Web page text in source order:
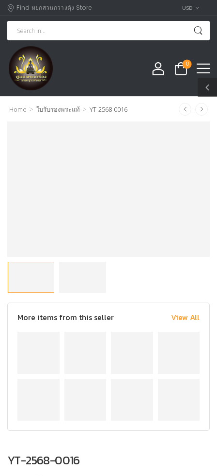
Find หยกสวนกวางตุัง Store USD
0
Home > ใบรับรองพระแท้ > YT-2568-0016
More items from this seller View All
YT-2568-0016